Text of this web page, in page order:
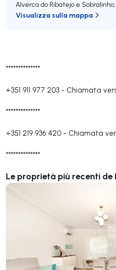
**************
+351 911 977 203 - Chiamata
**************
+351 219 936 420 - Chiamata
**************
Le proprietà più recenti de
Alverca do Ribatejo e Sobralinho,
Visualizza sulla mappa